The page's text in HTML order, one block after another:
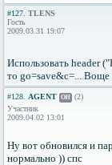
#127. TLENS
Гость
2009.03.31 19:07
Использовать header
то go=save&c=... Воще
#128. AGENT Off (2)
Участник
2009.04.02 13:01
Ну вот обновился и
нормально )) спс